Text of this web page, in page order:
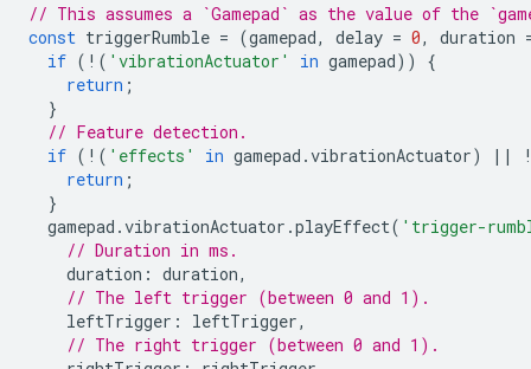
// This assumes a `Gamepad` as the value of the
const triggerRumble = (gamepad, delay = 0, duration
if ( ! ( 'vibrationActuator' in gamepad))
{
return ;
}
// Feature detection.
if ( ! ( 'effects' in gamepad .vibrationActuator) ||
return ;
}
gamepad .vibrationActuator .playEffect( 'trigger-
// Duration in ms.
duration : duration,
// The left trigger (between 0 and 1).
leftTrigger : leftTrigger,
// The right trigger (between 0 and 1).